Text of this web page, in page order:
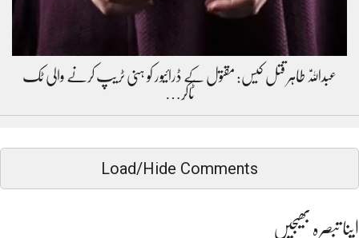
عبداللّٰہ طاہر قتل کیس: مقتول کے ڈرائیور کو ہنی ٹریپ کرنے والی ٹک
ٹاکر…
Load/Hide Comments
اپنا تبصرہ بھیجیں